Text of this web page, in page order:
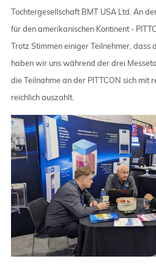
Tochtergesellschaft BMT USA Ltd. An
für den amerikanischen Kontinent -
Trotz Stimmen einiger Teilnehmer, dass
haben wir uns während der drei
die Teilnahme an der PITTCON sich mit
reichlich auszahlt.